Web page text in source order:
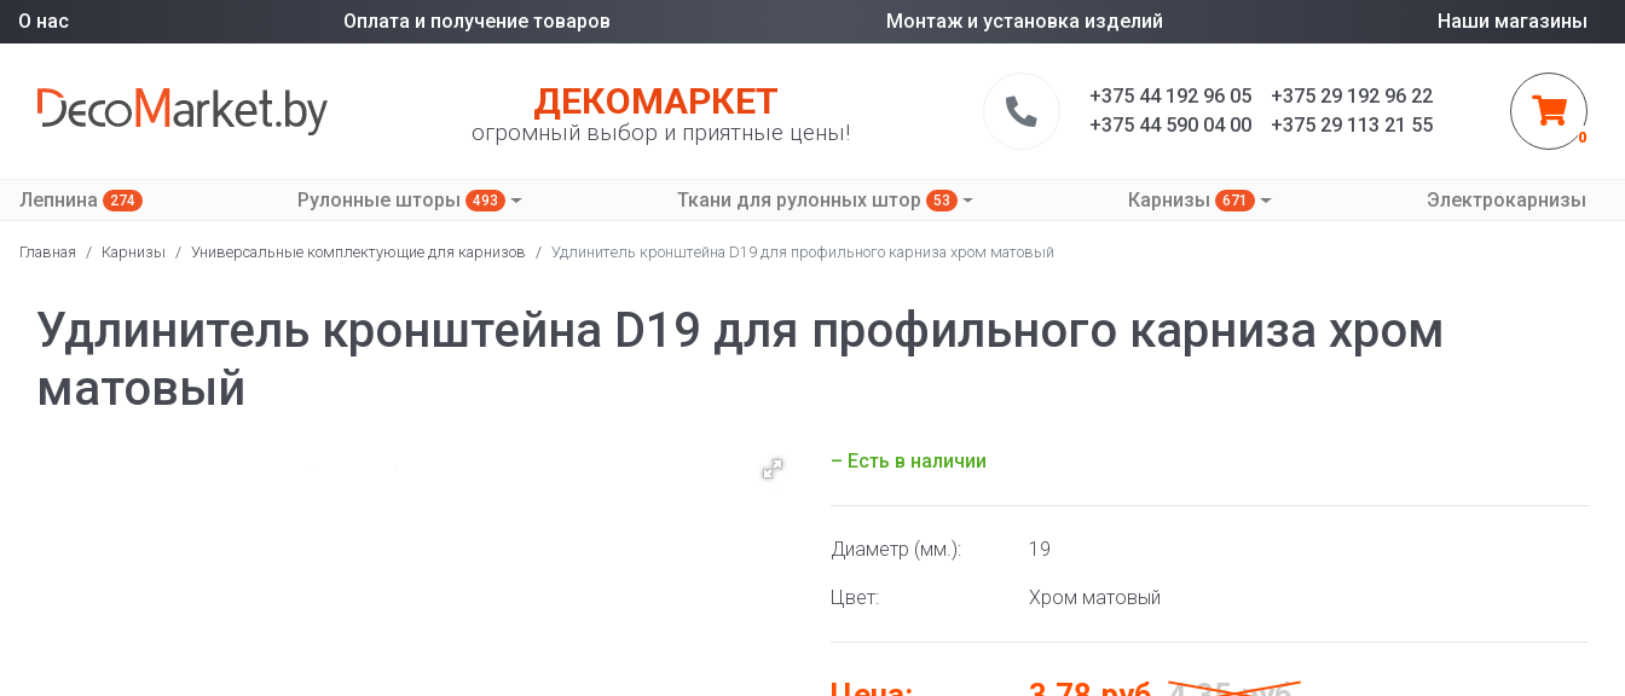
О нас Оплата и получение товаров Монтаж и установка изделий Наши магазины
ДЕКОМАРКЕТ
огромный выбор и приятные цены!
+375 44 192 96 05
+375 44 590 04 00
+375 29 192 96 22
+375 29 113 21 55
0
Лепнина 274 Рулонные шторы 493 Ткани для рулонных штор 53 Карнизы 671 Электрокарнизы
Главная / Карнизы / Универсальные комплектующие для карнизов / Удлинитель кронштейна D19 для профильного карниза хром матовый
Удлинитель кронштейна D19 для профильного карниза хром
матовый
– Есть в наличии
Диаметр (мм.): 19
Цвет: Хром матовый